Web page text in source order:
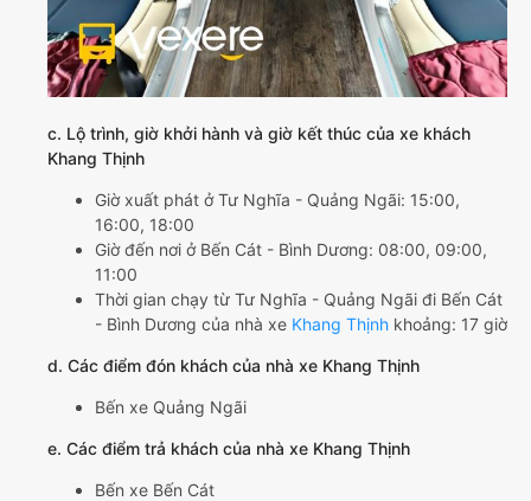
c. Lộ trình, giờ khởi hành và giờ kết thúc của xe khách
Khang Thịnh
Giờ xuất phát ở Tư Nghĩa - Quảng Ngãi: 15:00,
16:00, 18:00
Giờ đến nơi ở Bến Cát - Bình Dương: 08:00, 09:00,
11:00
Thời gian chạy từ Tư Nghĩa - Quảng Ngãi đi Bến Cát
- Bình Dương của nhà xe Khang Thịnh khoảng: 17 giờ
d. Các điểm đón khách của nhà xe Khang Thịnh
Bến xe Quảng Ngãi
e. Các điểm trả khách của nhà xe Khang Thịnh
Bến xe Bến Cát